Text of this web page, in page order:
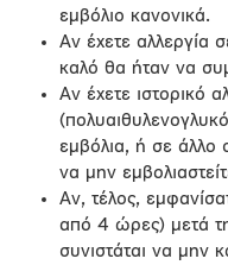
εμβόλιο κανονικά.
Αν έχετε αλλεργία
καλό θα ήταν να
Αν έχετε ιστορικό
εμβόλια, ή σε άλλο
να μην
Αν, τέλος,
από 4 ώρες) μετά
συνιστάται να μην